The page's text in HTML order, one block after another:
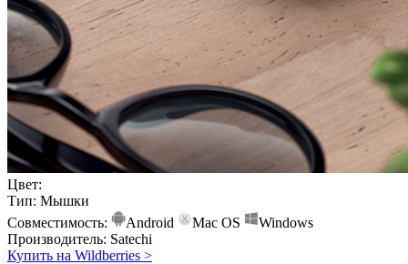
Цвет:
Тип: Мышки
Совместимость:
Android Mac OS
Windows
Производитель: Satechi
Купить на Wildberries >